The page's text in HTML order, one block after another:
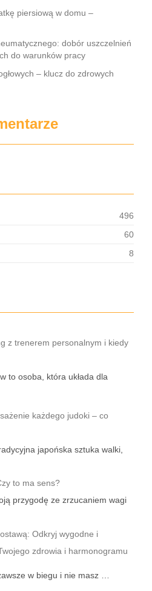
piersiową w domu –
dobór uszczelnień
do warunków pracy
– klucz do zdrowych
496
60
8
z trenerem personalnym i kiedy
to osoba, która układa dla
każdego judoki – co
japońska sztuka walki,
to ma sens?
przygodę ze zrzucaniem wagi
Odkryj wygodne i
zdrowia i harmonogramu
w biegu i nie masz …